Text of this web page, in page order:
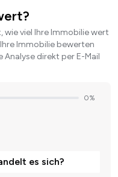
viel Ihre Immobilie wert
Immobilie bewerten
direkt per E-Mail